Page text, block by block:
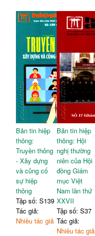
Bản tin hiệp
thông:
Truyền thông
- Xây dựng
và củng cố
sự hiệp
thông
Tập số: S139
Tác giả:
Nhiều tác giả
Bản tin hiệp
thông: Hội
nghị thường
niên của Hội
đồng Giám
mục Việt
Nam lần thứ
XXVII
Tập số: S37
Tác giả:
Nhiều tác giả